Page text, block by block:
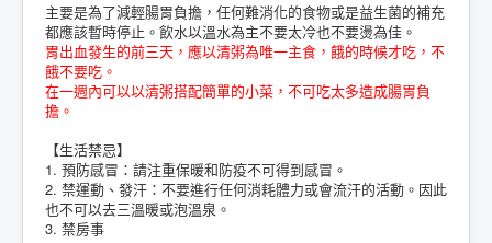
主要是為了減輕腸胃負擔，任何難消化的食物或是益生菌的補充
都應該暫時停止。飲水以溫水為主不要太冷也不要燙為佳。
胃出血發生的前三天，應以清粥為唯一主食，餓的時候才吃，不
餓不要吃。
在一週內可以以清粥搭配簡單的小菜，不可吃太多造成腸胃負
擔。
【生活禁忌】
1. 預防感冒：請注重保暖和防疫不可得到感冒。
2. 禁運動、發汗：不要進行任何消耗體力或會流汗的活動。因此
也不可以去三溫暖或泡溫泉。
3. 禁房事